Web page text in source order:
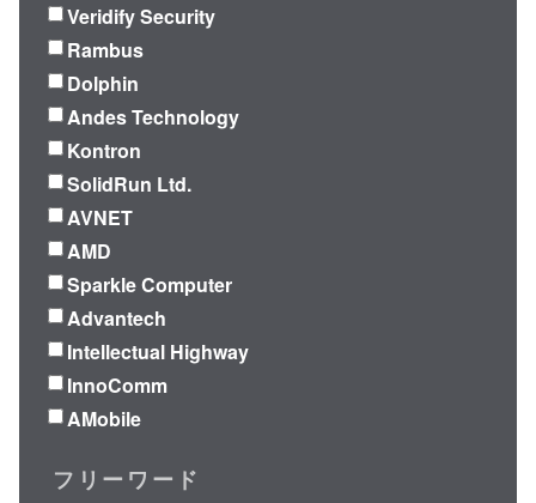
Veridify Security
Rambus
Dolphin
Andes Technology
Kontron
SolidRun Ltd.
AVNET
AMD
Sparkle Computer
Advantech
Intellectual Highway
InnoComm
AMobile
フリーワード